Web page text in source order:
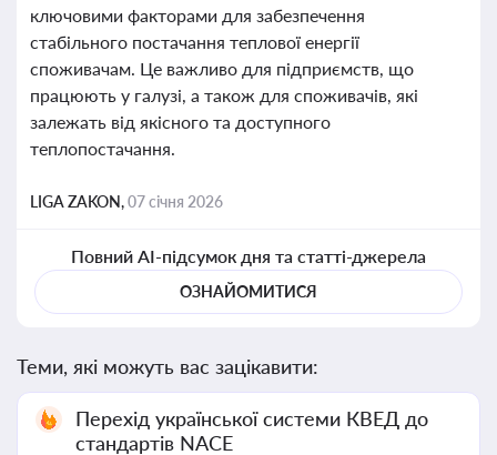
ключовими факторами для забезпечення
стабільного постачання теплової енергії
споживачам. Це важливо для підприємств, що
працюють у галузі, а також для споживачів, які
залежать від якісного та доступного
теплопостачання.
LIGA ZAKON,07 січня 2026
Повний AI-підсумок дня та статті-джерела
ОЗНАЙОМИТИСЯ
Теми, які можуть вас зацікавити:
Перехід української системи КВЕД до
стандартів NACE